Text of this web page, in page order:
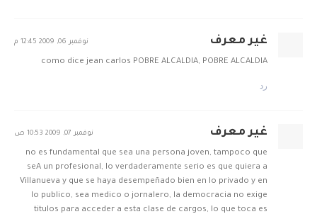
غير معرف نوفمبر 06, 2009 12:45 م
como dice jean carlos POBRE ALCALDIA, POBRE ALCALDIA
رد
غير معرف نوفمبر 07, 2009 10:53 ص
no es fundamental que sea una persona joven, tampoco que
seA un profesional, lo verdaderamente serio es que quiera a
Villanueva y que se haya desempeñado bien en lo privado y en
lo publico, sea medico o jornalero, la democracia no exige
titulos para acceder a esta clase de cargos, lo que toca es